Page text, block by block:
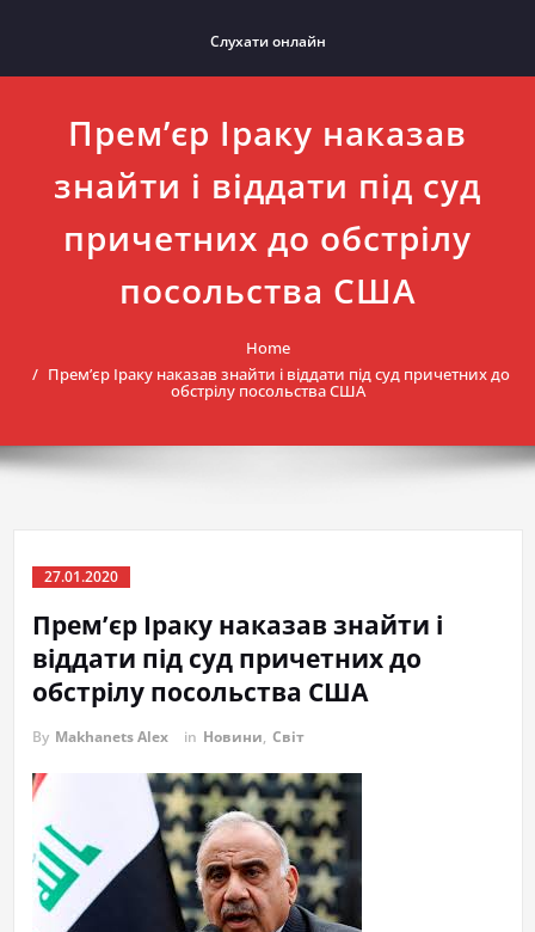
Слухати онлайн
Прем’єр Іраку наказав
знайти і віддати під суд
причетних до обстрілу
посольства США
Home
Прем’єр Іраку наказав знайти і віддати під суд причетних до
обстрілу посольства США
27.01.2020
Прем’єр Іраку наказав знайти і
віддати під суд причетних до
обстрілу посольства США
By Makhanets Alex in Новини, Світ